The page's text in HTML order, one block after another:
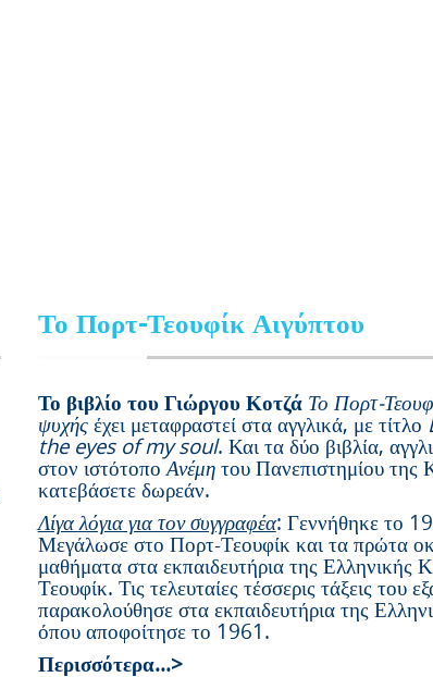
Το Πορτ-Τεουφίκ Αιγύπτου
Το βιβλίο του Γιώργου Κοτζά Το Πορτ-
ψυχήςέχει μεταφραστεί στα αγγλικά, με τίτλο
the eyes of my soul. Και τα δύο βιβλία,
στον ιστότοποΑνέμητου Πανεπιστημίου της
κατεβάσετε δωρεάν.
Λίγα λόγια για τον συγγραφέα: Γεννήθηκε το
Μεγάλωσε στο Πορτ-Τεουφίκ και τα πρώτα
μαθήματα στα εκπαιδευτήρια της Ελληνικής
Τεουφίκ. Τις τελευταίες τέσσερις τάξεις του
παρακολούθησε στα εκπαιδευτήρια της
όπου αποφοίτησε το 1961.
Περισσότερα...>